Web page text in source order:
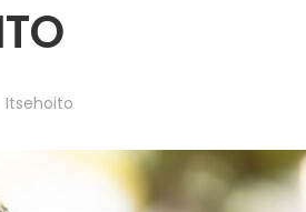
Itsehoito